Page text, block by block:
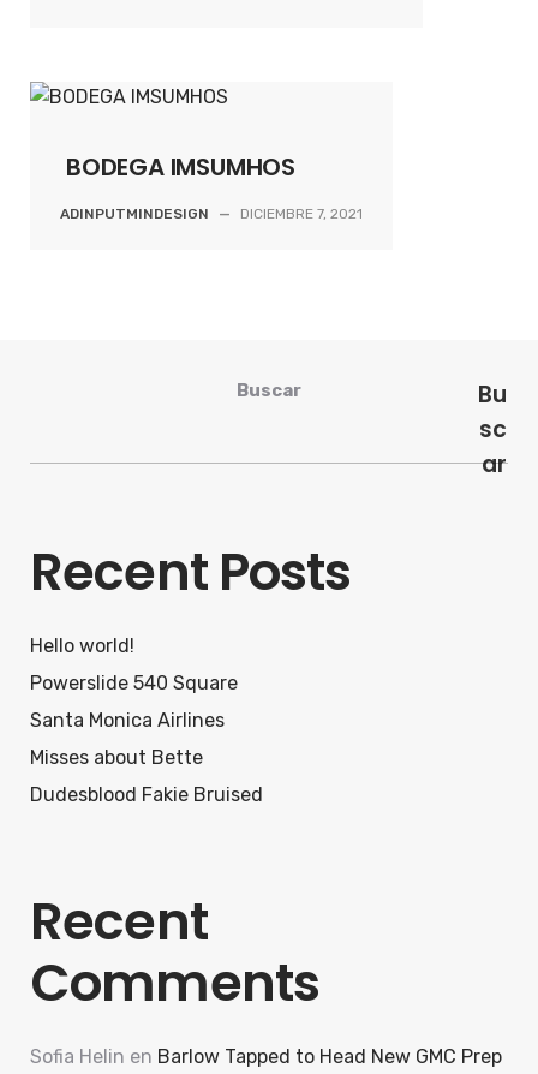
BODEGA IMSUMHOS
ADINPUTMINDESIGN — DICIEMBRE 7, 2021
Buscar
Bu
sc
ar
Recent Posts
Hello world!
Powerslide 540 Square
Santa Monica Airlines
Misses about Bette
Dudesblood Fakie Bruised
Recent
Comments
Sofia Helin en Barlow Tapped to Head New GMC Prep